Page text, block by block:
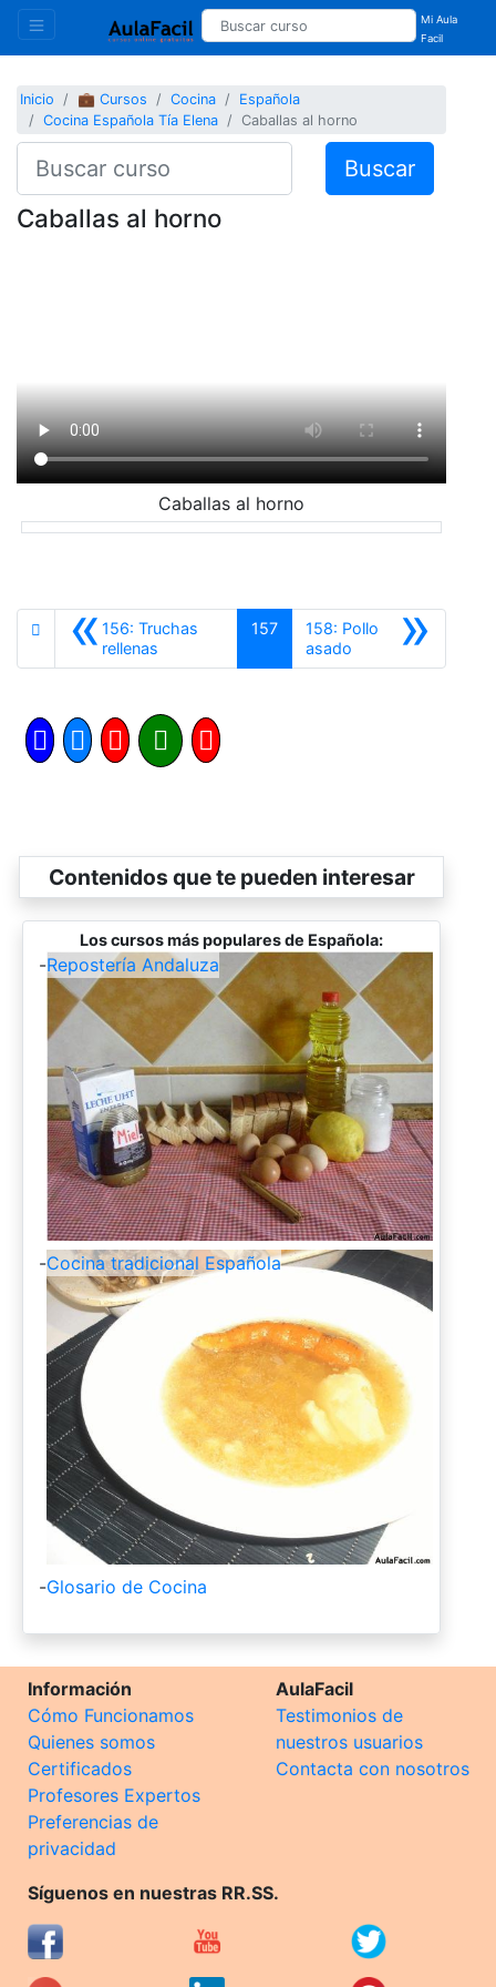
Mi Aula
Facil
Inicio 💼 Cursos Cocina
Española
Cocina Española Tía Elena
Caballas al horno
Buscar
Caballas al horno
Caballas al horno
«156: Truchas
rellenas
157 »
158: Pollo
asadoSiguiente
Contenidos que te pueden interesar
Los cursos más populares de Española:
-Repostería Andaluza
-Cocina tradicional Española
-Glosario de Cocina
Información
Cómo Funcionamos
Quienes somos
Certificados
Profesores Expertos
Preferencias de
privacidad
AulaFacil
Testimonios de
nuestros usuarios
Contacta con nosotros
Síguenos en nuestras RR.SS.